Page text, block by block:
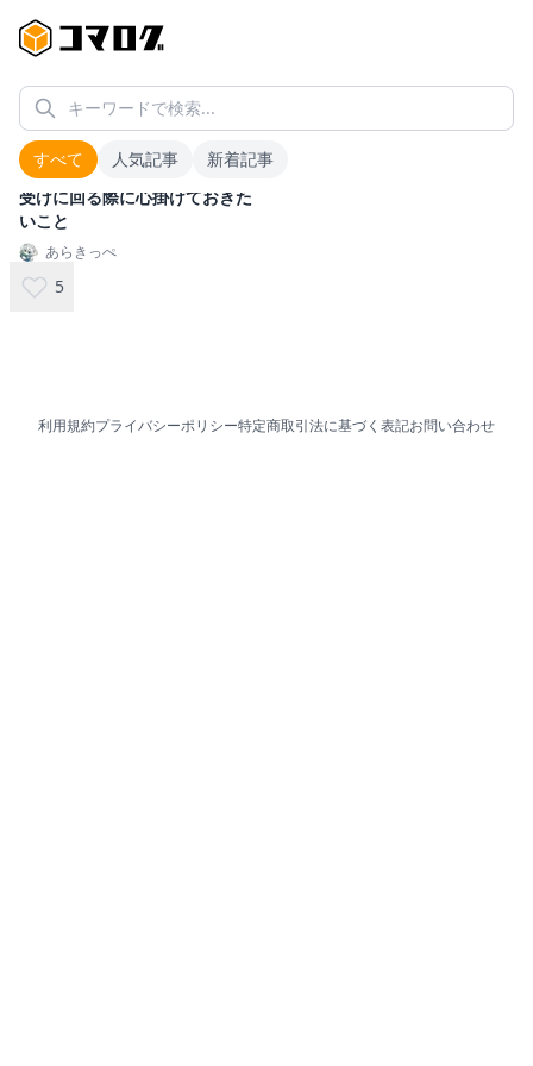
キーワードで検索...
すべて 人気記事 新着記事
#中盤での受け
受けに回る際に心掛けておきた
いこと
あらきっぺ
5
利用規約プライバシーポリシー特定商取引法に基づく表記お問い合わせ